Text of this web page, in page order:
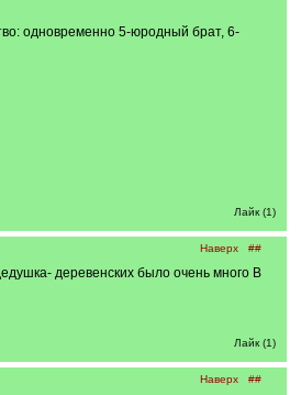
одновременно 5-юродный брат, 6-
Лайк (1)
Наверх ##
деревенских было очень много В
Лайк (1)
Наверх ##